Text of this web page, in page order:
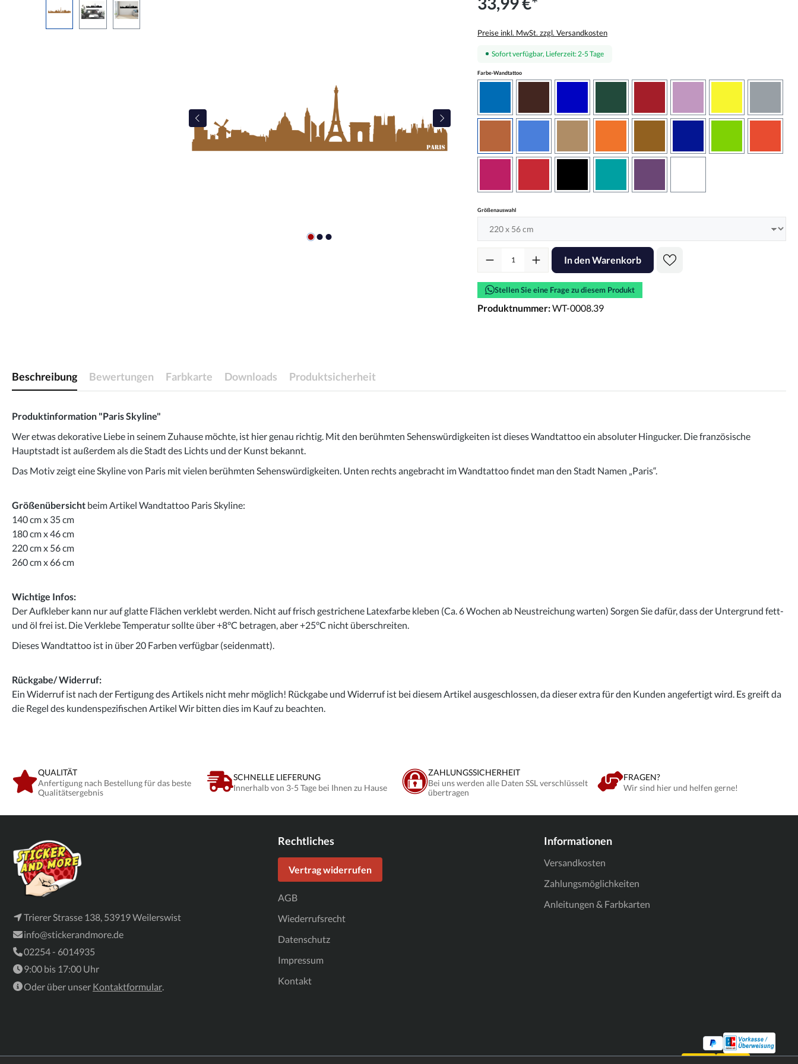
Preise inkl. MwSt. zzgl. Versandkosten
Sofort verfügbar, Lieferzeit: 2-5 Tage
Farbe-Wandtattooauswählen
Größenauswahlauswählen
Produkt Anzahl: Gib den gewünschten Wert ein oder benutze die Schaltflächen
In den Warenkorb
Stellen Sie eine Frage zu diesem Produkt
Produktnummer:WT-0008.39
Beschreibung Bewertungen Farbkarte Downloads Produktsicherheit
Produktinformation "Paris Skyline"
Wer etwas dekorative Liebe in seinem Zuhause möchte, ist hier genau richtig. Mit den berühmten Sehenswürdigkeiten ist dieses Wandtattoo ein absoluter Hingucker. Die französische
Hauptstadt ist außerdem als die Stadt des Lichts und der Kunst bekannt.
Das Motiv zeigt eine Skyline von Paris mit vielen berühmten Sehenswürdigkeiten. Unten rechts angebracht im Wandtattoo findet man den Stadt Namen „Paris“.
Größenübersicht beim Artikel Wandtattoo Paris Skyline:
140 cm x 35 cm
180 cm x 46 cm
220 cm x 56 cm
260 cm x 66 cm
Wichtige Infos:
Der Aufkleber kann nur auf glatte Flächen verklebt werden. Nicht auf frisch gestrichene Latexfarbe kleben (Ca. 6 Wochen ab Neustreichung warten) Sorgen Sie dafür, dass der Untergrund fett-
und öl frei ist. Die Verklebe Temperatur sollte über +8°C betragen, aber +25°C nicht überschreiten.
Dieses Wandtattoo ist in über 20 Farben verfügbar (seidenmatt).
Rückgabe/ Widerruf:
Ein Widerruf ist nach der Fertigung des Artikels nicht mehr möglich! Rückgabe und Widerruf ist bei diesem Artikel ausgeschlossen, da dieser extra für den Kunden angefertigt wird. Es greift da
die Regel des kundenspezifischen Artikel Wir bitten dies im Kauf zu beachten.
QUALITÄT
Anfertigung nach Bestellung für das beste
Qualitätsergebnis
SCHNELLE LIEFERUNG
Innerhalb von 3-5 Tage bei Ihnen zu Hause
ZAHLUNGSSICHERHEIT
Bei uns werden alle Daten SSL verschlüsselt
übertragen
FRAGEN?
Wir sind hier und helfen gerne!
Trierer Strasse 138, 53919 Weilerswist
info@stickerandmore.de
02254 - 6014935
9:00 bis 17:00 Uhr
Oder über unser Kontaktformular.
Rechtliches
Vertrag widerrufen
AGB
Wiederrufsrecht
Datenschutz
Impressum
Kontakt
Informationen
Versandkosten
Zahlungsmöglichkeiten
Anleitungen & Farbkarten